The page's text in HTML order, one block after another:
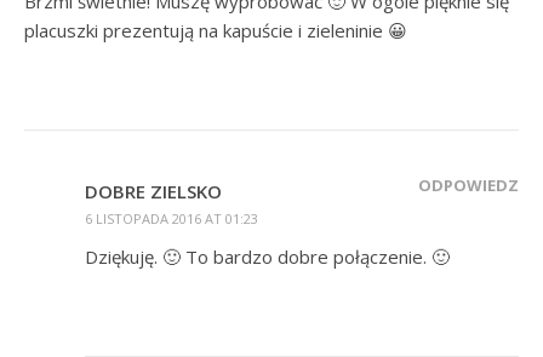
placuszki prezentują na kapuście i zieleninie 😀
DOBRE ZIELSKO
6 LISTOPADA 2016 AT 01:23
ODPOWIEDZ
Dziękuję. 🙂 To bardzo dobre połączenie. 🙂